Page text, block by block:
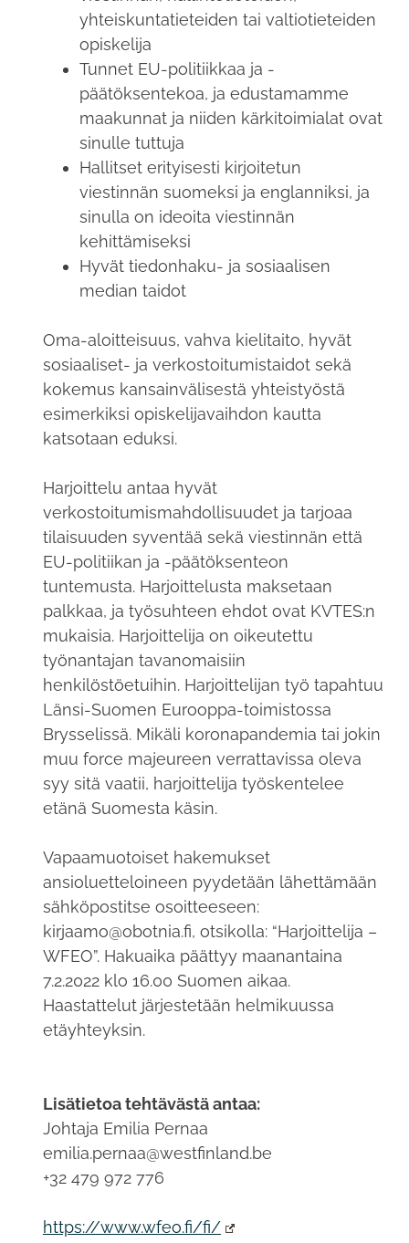
yhteiskuntatieteiden tai valtiotieteiden
opiskelija
Tunnet EU-politiikkaa ja -
päätöksentekoa, ja edustamamme
maakunnat ja niiden kärkitoimialat ovat
sinulle tuttuja
Hallitset erityisesti kirjoitetun
viestinnän suomeksi ja englanniksi, ja
sinulla on ideoita viestinnän
kehittämiseksi
Hyvät tiedonhaku- ja sosiaalisen
median taidot
Oma-aloitteisuus, vahva kielitaito, hyvät
sosiaaliset- ja verkostoitumistaidot sekä
kokemus kansainvälisestä yhteistyöstä
esimerkiksi opiskelijavaihdon kautta
katsotaan eduksi.
Harjoittelu antaa hyvät
verkostoitumismahdollisuudet ja tarjoaa
tilaisuuden syventää sekä viestinnän että
EU-politiikan ja -päätöksenteon
tuntemusta. Harjoittelusta maksetaan
palkkaa, ja työsuhteen ehdot ovat KVTES:n
mukaisia. Harjoittelija on oikeutettu
työnantajan tavanomaisiin
henkilöstöetuihin. Harjoittelijan työ tapahtuu
Länsi-Suomen Eurooppa-toimistossa
Brysselissä. Mikäli koronapandemia tai jokin
muu force majeureen verrattavissa oleva
syy sitä vaatii, harjoittelija työskentelee
etänä Suomesta käsin.
Vapaamuotoiset hakemukset
ansioluetteloineen pyydetään lähettämään
sähköpostitse osoitteeseen:
kirjaamo@obotnia.fi, otsikolla: “Harjoittelija –
WFEO”. Hakuaika päättyy maanantaina
7.2.2022 klo 16.00 Suomen aikaa.
Haastattelut järjestetään helmikuussa
etäyhteyksin.
Lisätietoa tehtävästä antaa:
Johtaja Emilia Pernaa
emilia.pernaa@westfinland.be
+32 479 972 776
https://www.wfeo.fi/fi/